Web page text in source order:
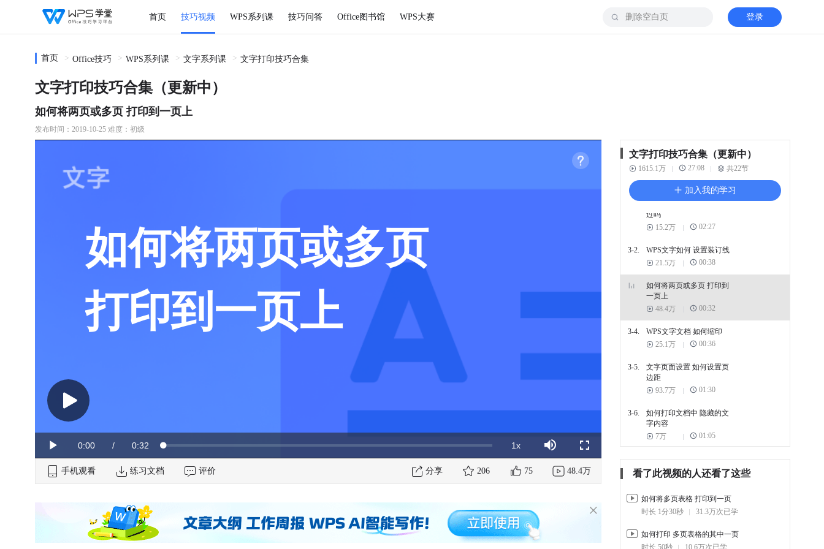
首页 技巧视频 WPS系列课 技巧问答 Office图书馆 WPS大赛 登录
首页 Office技巧 WPS系列课 文字系列课 文字打印技巧合集
文字打印技巧合集（更新中）
如何将两页或多页 打印到一页上
发布时间：2019-10-25 难度：初级
Play Current
Time
0:00 / Duration
0:32 Loaded:
0%
1xPlayback
Rate
Mute Fullscreen
如何将两页或多页
打印到一页上
手机观看 练习文档 评价 分享 206 75 48.4万
文字打印技巧合集（更新中）
1615.1万 27:08 共22节
加入我的学习
2-3.
如何设置双面打印
47.1万
00:59
加LOGO
6.7万
00:58
3. 文字打印实用技巧
过吗
15.2万
02:27
3-2.
WPS文字如何 设置装订线
21.5万
00:38
如何将两页或多页 打印到
一页上
48.4万
00:32
3-4.
WPS文字文档 如何缩印
25.1万
00:36
3-5.
文字页面设置 如何设置页
边距
93.7万
01:30
3-6.
如何打印文档中 隐藏的文
字内容
7万
01:05
文本错位现象
3-8.
不打印文档中的表格
5.7万
01:40
3-9.
如何将文档 打印到一页纸
看了此视频的人还看了这些
如何将多页表格 打印到一页
时长 1分30秒
31.3万次已学
如何打印 多页表格的其中一页
时长 50秒
10.6万次已学